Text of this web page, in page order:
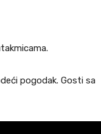
pogodak. Gosti sa